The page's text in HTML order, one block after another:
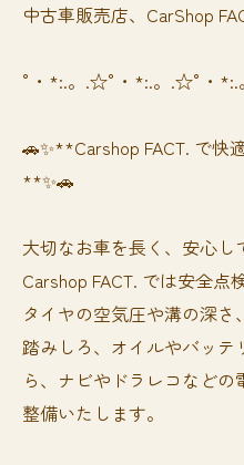
中古車販売店、CarShop
°・*:.。.☆°・*:.。.☆°・
🚗✨**Carshop FACT. で快
**✨🚗
大切なお車を長く、安心し
Carshop FACT. では安全点
タイヤの空気圧や溝の深
踏みしろ、オイルやバッ
ら、ナビやドラレコなどの
整備いたします。